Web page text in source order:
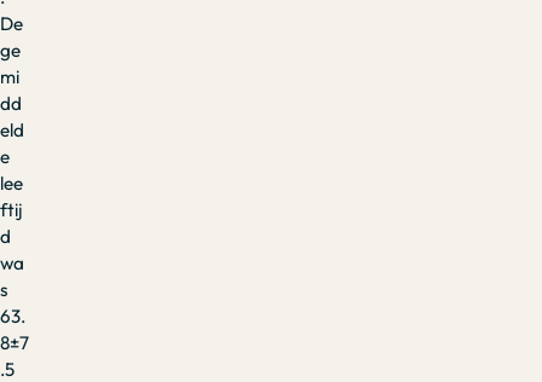
De
ge
mi
dd
eld
e
lee
ftij
d
wa
s
63.
8±7
.5